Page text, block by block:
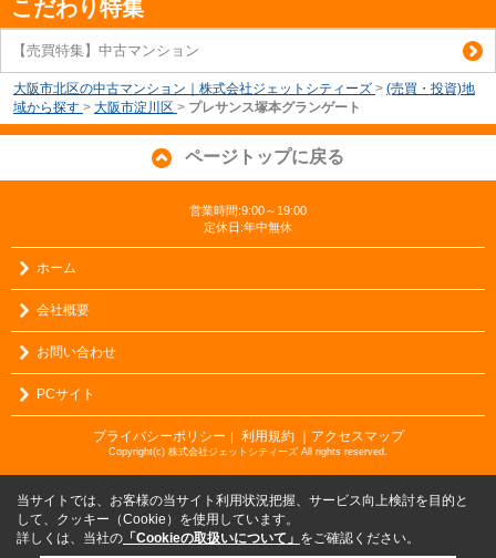
こだわり特集
【売買特集】中古マンション
大阪市北区の中古マンション｜株式会社ジェットシティーズ > (売買・投資)地
域から探す > 大阪市淀川区 > プレサンス塚本グランゲート
ページトップに戻る
営業時間:9:00～19:00
定休日:年中無休
ホーム
会社概要
お問い合わせ
PCサイト
プライバシーポリシー 利用規約 ｜アクセスマップ
Copyright(c) 株式会社ジェットシティーズ All rights reserved.
当サイトでは、お客様の当サイト利用状況把握、サービス向上検討を目的と
して、クッキー（Cookie）を使用しています。
詳しくは、当社の 「Cookieの取扱いについて」 をご確認ください。